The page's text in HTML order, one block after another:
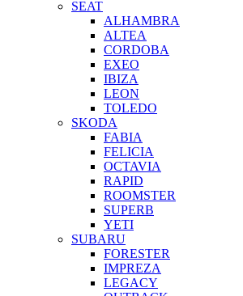
SEAT
ALHAMBRA
ALTEA
CORDOBA
EXEO
IBIZA
LEON
TOLEDO
SKODA
FABIA
FELICIA
OCTAVIA
RAPID
ROOMSTER
SUPERB
YETI
SUBARU
FORESTER
IMPREZA
LEGACY